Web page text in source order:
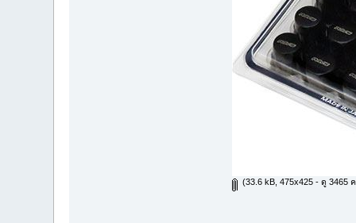
(33.6 kB, 475x425 - ดู 3465